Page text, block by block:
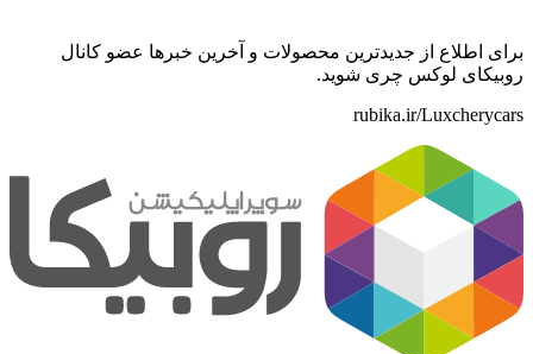
برای اطلاع از جدیدترین محصولات و آخرین خبرها عضو کانال
روبیکای لوکس چری شوید.
rubika.ir/Luxcherycars